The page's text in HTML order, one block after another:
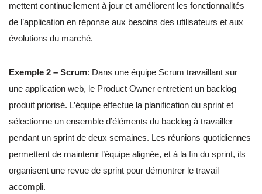
mettent continuellement à jour et améliorent les fonctionnalités
de l’application en réponse aux besoins des utilisateurs et aux
évolutions du marché.
Exemple 2 – Scrum: Dans une équipe Scrum travaillant sur
une application web, le Product Owner entretient un backlog
produit priorisé. L’équipe effectue la planification du sprint et
sélectionne un ensemble d’éléments du backlog à travailler
pendant un sprint de deux semaines. Les réunions quotidiennes
permettent de maintenir l’équipe alignée, et à la fin du sprint, ils
organisent une revue de sprint pour démontrer le travail
accompli.